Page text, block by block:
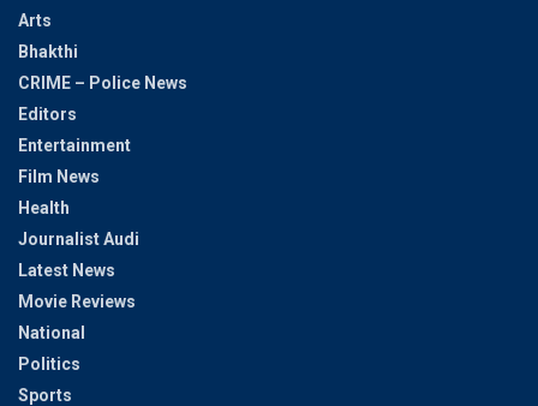
Arts
Bhakthi
CRIME – Police News
Editors
Entertainment
Film News
Health
Journalist Audi
Latest News
Movie Reviews
National
Politics
Sports